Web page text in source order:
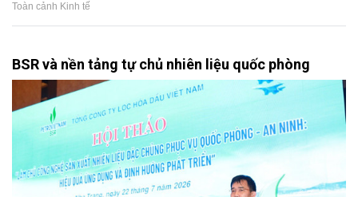
Toàn cảnh Kinh tế
BSR và nền tảng tự chủ nhiên liệu quốc phòng